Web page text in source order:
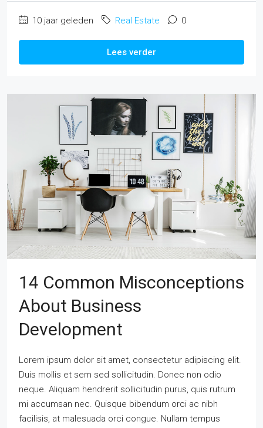
10 jaar geleden Real Estate 0
Lees verder
14 Common Misconceptions
About Business
Development
Lorem ipsum dolor sit amet, consectetur adipiscing elit.
Duis mollis et sem sed sollicitudin. Donec non odio
neque. Aliquam hendrerit sollicitudin purus, quis rutrum
mi accumsan nec. Quisque bibendum orci ac nibh
facilisis, at malesuada orci congue. Nullam tempus